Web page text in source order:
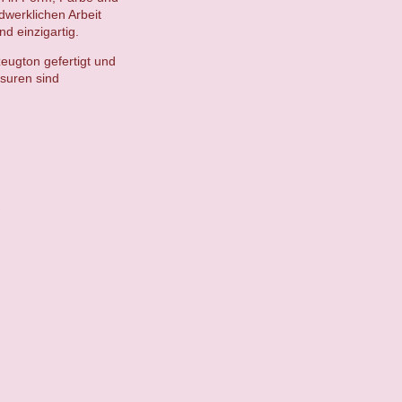
Arbeit
einzigartig.
gefertigt und
sind